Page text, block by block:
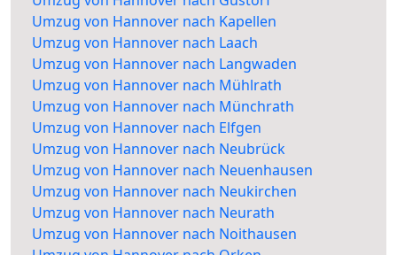
Umzug von Hannover nach Kapellen
Umzug von Hannover nach Laach
Umzug von Hannover nach Langwaden
Umzug von Hannover nach Mühlrath
Umzug von Hannover nach Münchrath
Umzug von Hannover nach Elfgen
Umzug von Hannover nach Neubrück
Umzug von Hannover nach Neuenhausen
Umzug von Hannover nach Neukirchen
Umzug von Hannover nach Neurath
Umzug von Hannover nach Noithausen